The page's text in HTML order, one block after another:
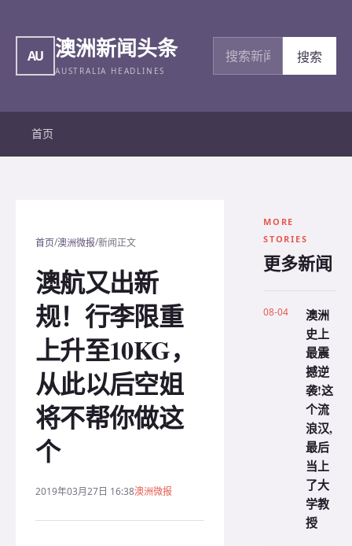
AU 澳洲新闻头条
AUSTRALIA HEADLINES
搜索新闻
搜索
首页
首页/澳洲微报/新闻正文
澳航又出新
规！行李限重
上升至10KG，
从此以后空姐
将不帮你做这
个
2019年03月27日 16:38澳洲微报
MORE
STORIES
更多新闻
08-04
澳洲
史上
最震
撼逆
袭!这
个流
浪汉,
最后
当上
了大
学教
授